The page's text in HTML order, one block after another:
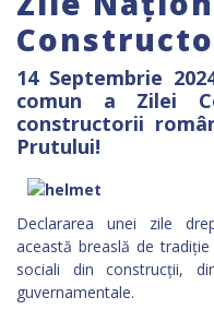
14 Septembrie
comun a Zilei
constructorii
Prutului!
Declararea unei zile
această breaslă de
sociali din construcții,
guvernamentale.